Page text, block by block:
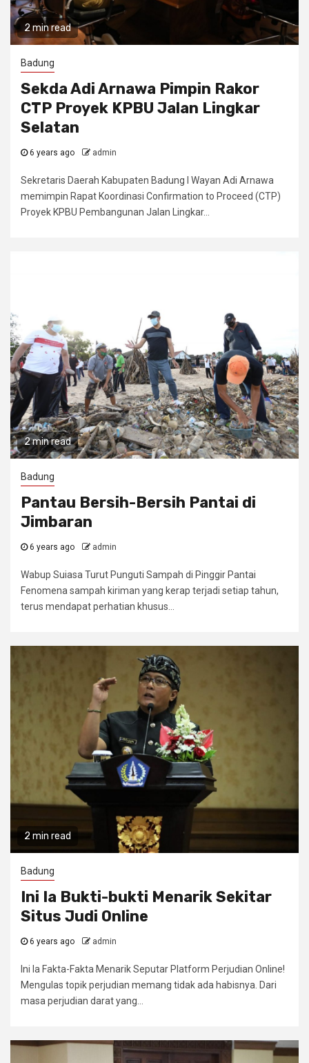
2 min read
Badung
Sekda Adi Arnawa Pimpin Rakor
CTP Proyek KPBU Jalan Lingkar
Selatan
6 years ago admin
Sekretaris Daerah Kabupaten Badung I Wayan Adi Arnawa
memimpin Rapat Koordinasi Confirmation to Proceed (CTP)
Proyek KPBU Pembangunan Jalan Lingkar...
2 min read
Badung
Pantau Bersih-Bersih Pantai di
Jimbaran
6 years ago admin
Wabup Suiasa Turut Punguti Sampah di Pinggir Pantai
Fenomena sampah kiriman yang kerap terjadi setiap tahun,
terus mendapat perhatian khusus...
2 min read
Badung
Ini Ia Bukti-bukti Menarik Sekitar
Situs Judi Online
6 years ago admin
Ini Ia Fakta-Fakta Menarik Seputar Platform Perjudian Online!
Mengulas topik perjudian memang tidak ada habisnya. Dari
masa perjudian darat yang...